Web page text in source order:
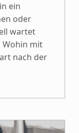
ein
oder
wartet
Wohin mit
nach der